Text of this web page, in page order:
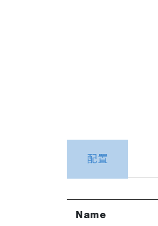
配置
Name